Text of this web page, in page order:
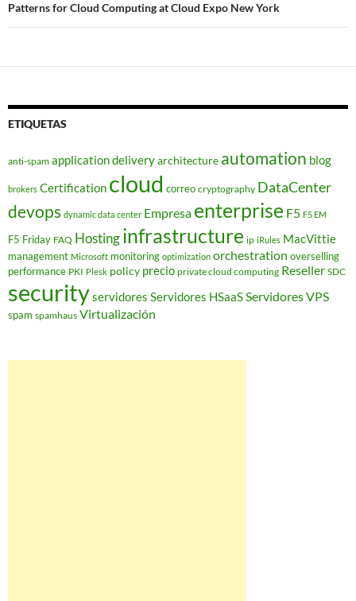
Patterns for Cloud Computing at Cloud Expo New York
ETIQUETAS
anti-spam application deliveryarchitecture automation blog
brokers Certification cloud correo cryptography DataCenter
devops dynamic data center Empresa enterprise F5 F5 EM
F5 Friday FAQ Hostinginfrastructure ip iRules MacVittie
management Microsoft monitoring optimization orchestration overselling
performance PKI Plesk policy precio private cloud computing Reseller SDC
securityservidores Servidores HSaaSServidores VPS
spam spamhaus Virtualización